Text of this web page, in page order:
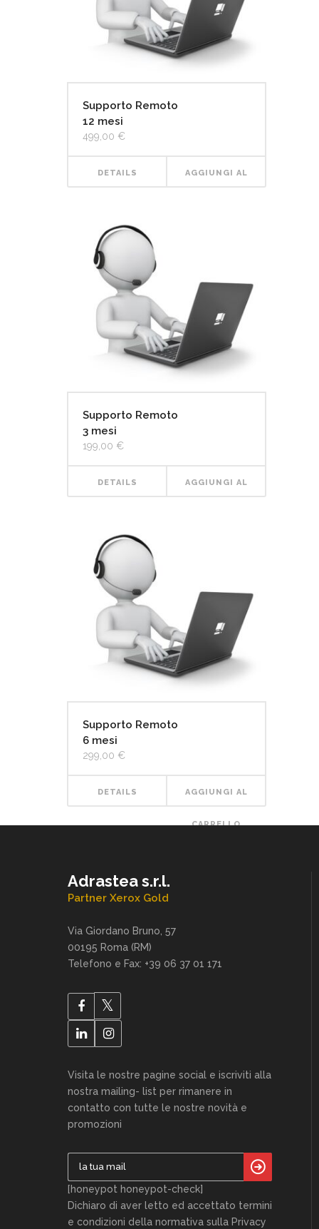
Supporto Remoto
12 mesi
499,00 €
DETAILS AGGIUNGI AL
Supporto Remoto
3 mesi
199,00 €
DETAILS AGGIUNGI AL
Supporto Remoto
6 mesi
299,00 €
DETAILS AGGIUNGI AL
CARRELLO
Adrastea s.r.l.
Partner Xerox Gold
Via Giordano Bruno, 57
00195 Roma (RM)
Telefono e Fax: +39 06 37 01 171
Visita le nostre pagine social e iscriviti alla
nostra mailing- list per rimanere in
contatto con tutte le nostre novità e
promozioni
[honeypot honeypot-check]
Dichiaro di aver letto ed accettato termini
e condizioni della normativa sulla Privacy